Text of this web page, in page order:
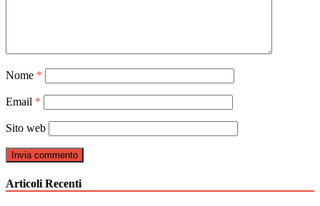
Nome *
Email *
Sito web
Articoli Recenti